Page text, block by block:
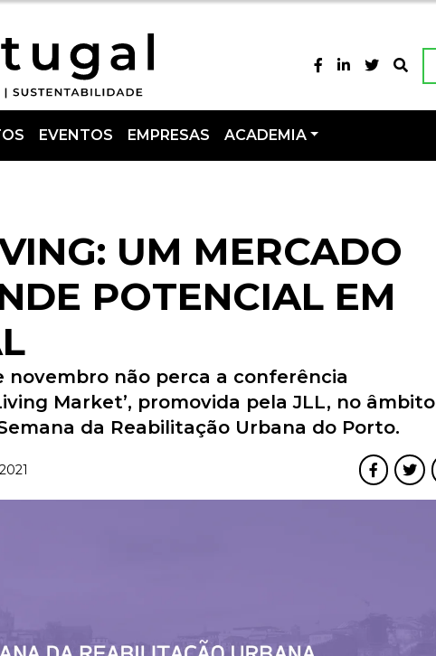
EVENTOS EMPRESAS ACADEMIA
UM MERCADO
POTENCIAL EM
novembro não perca a conferência
Market’, promovida pela JLL, no âmbito
da Reabilitação Urbana do Porto.